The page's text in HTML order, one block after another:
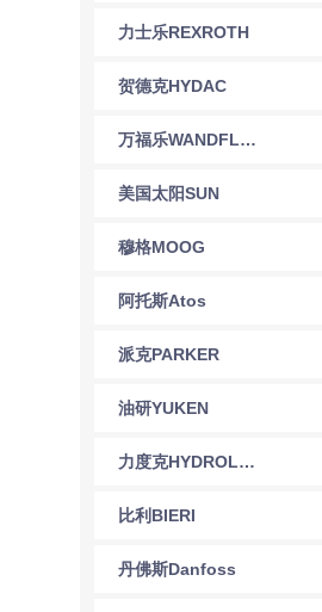
力士乐REXROTH
贺德克HYDAC
万福乐WANDFLUH
美国太阳SUN
穆格MOOG
阿托斯Atos
派克PARKER
油研YUKEN
力度克HYDROLEDUC
比利BIERI
丹佛斯Danfoss